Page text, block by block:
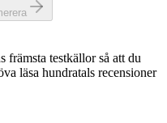
främsta testkällor så att du
läsa hundratals recensioner